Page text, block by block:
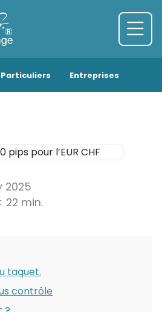
Particuliers Entreprises
2025
22 min.
taquet.
contrôle